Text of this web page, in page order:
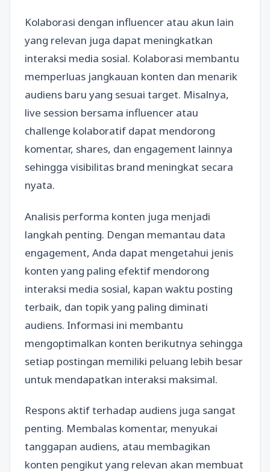
Kolaborasi dengan influencer atau akun lain
yang relevan juga dapat meningkatkan
interaksi media sosial. Kolaborasi membantu
memperluas jangkauan konten dan menarik
audiens baru yang sesuai target. Misalnya,
live session bersama influencer atau
challenge kolaboratif dapat mendorong
komentar, shares, dan engagement lainnya
sehingga visibilitas brand meningkat secara
nyata.
Analisis performa konten juga menjadi
langkah penting. Dengan memantau data
engagement, Anda dapat mengetahui jenis
konten yang paling efektif mendorong
interaksi media sosial, kapan waktu posting
terbaik, dan topik yang paling diminati
audiens. Informasi ini membantu
mengoptimalkan konten berikutnya sehingga
setiap postingan memiliki peluang lebih besar
untuk mendapatkan interaksi maksimal.
Respons aktif terhadap audiens juga sangat
penting. Membalas komentar, menyukai
tanggapan audiens, atau membagikan
konten pengikut yang relevan akan membuat